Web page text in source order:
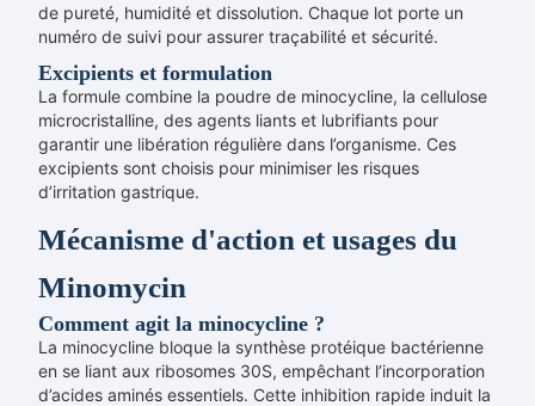
de pureté, humidité et dissolution. Chaque lot porte un
numéro de suivi pour assurer traçabilité et sécurité.
Excipients et formulation
La formule combine la poudre de minocycline, la cellulose
microcristalline, des agents liants et lubrifiants pour
garantir une libération régulière dans l’organisme. Ces
excipients sont choisis pour minimiser les risques
d’irritation gastrique.
Mécanisme d'action et usages du
Minomycin
Comment agit la minocycline ?
La minocycline bloque la synthèse protéique bactérienne
en se liant aux ribosomes 30S, empêchant l’incorporation
d’acides aminés essentiels. Cette inhibition rapide induit la